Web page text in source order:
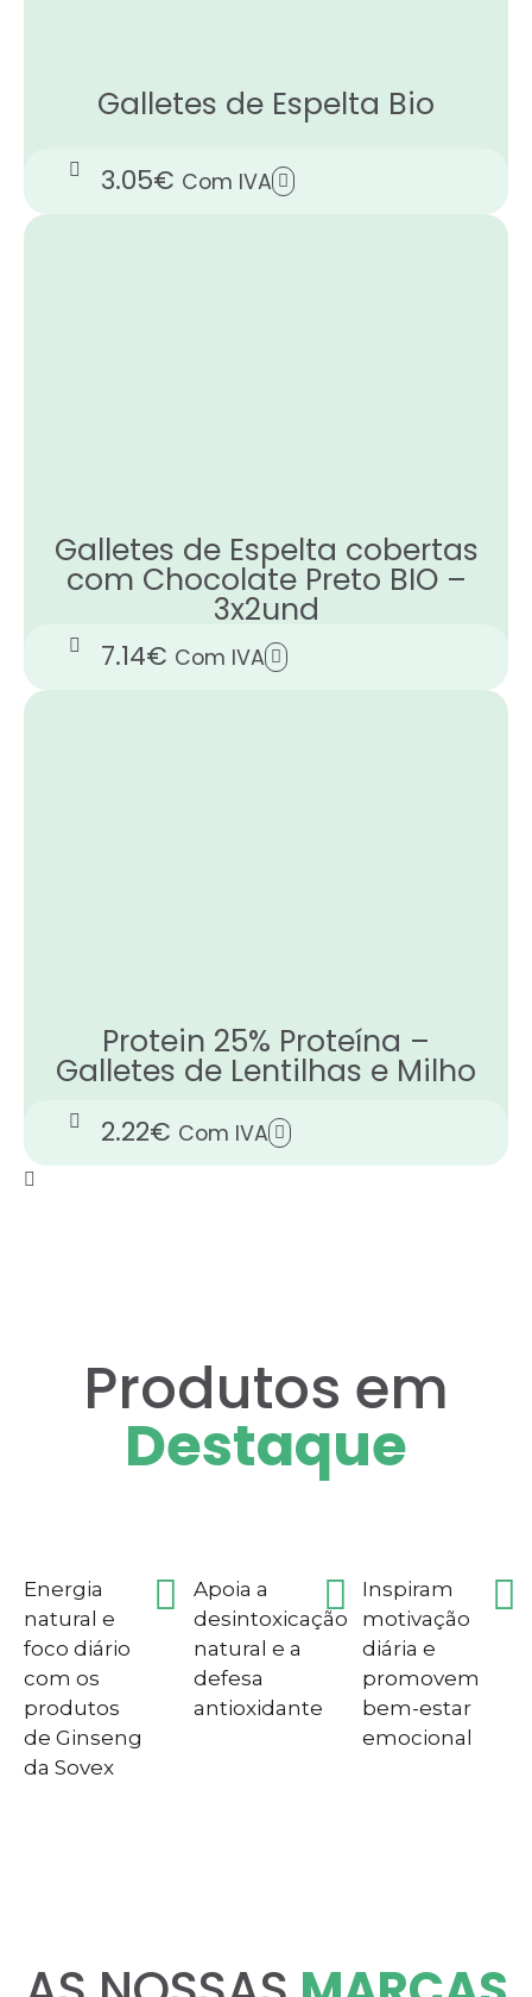
Galletes de Espelta Bio
3.05€ Com IVA
Galletes de Espelta cobertas
com Chocolate Preto BIO –
3x2und
7.14€ Com IVA
Protein 25% Proteína –
Galletes de Lentilhas e Milho
2.22€ Com IVA
Produtos em
Destaque
Energia
natural e
foco diário
com os
produtos
de Ginseng
da Sovex
Apoia a
desintoxicação
natural e a
defesa
antioxidante
Inspiram
motivação
diária e
promovem
bem-estar
emocional